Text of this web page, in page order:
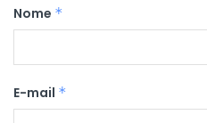
Nome *
E-mail *